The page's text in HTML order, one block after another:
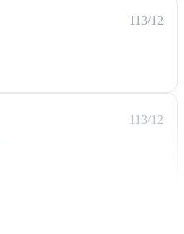
113/12
113/12